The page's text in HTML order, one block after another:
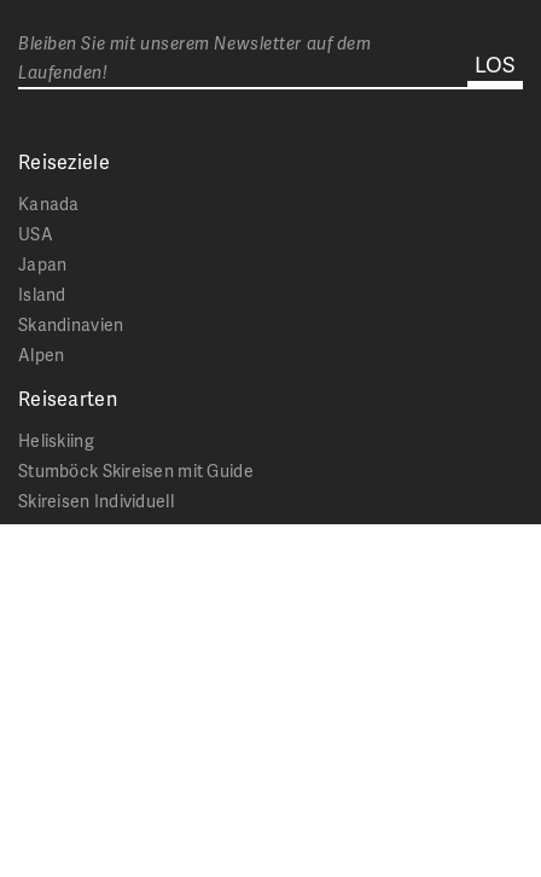
Bleiben Sie mit unserem Newsletter auf dem
Laufenden!
Reiseziele
Kanada
USA
Japan
Island
Skandinavien
Alpen
Reisearten
Heliskiing
Stumböck Skireisen mit Guide
Skireisen Individuell
Catskiing